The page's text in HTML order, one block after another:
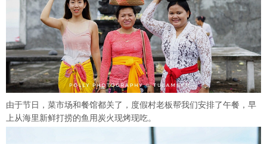
由于节日，菜市场和餐馆都关了，度假村老板帮我们安排了午餐，早
上从海里新鲜打捞的鱼用炭火现烤现吃。